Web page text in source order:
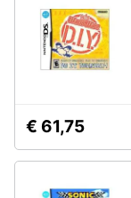
€ 61,75